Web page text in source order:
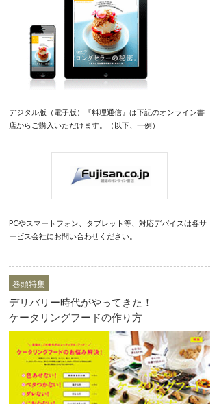
デジタル版（電子版）『料理通信』は下記のオンライン書
店からご購入いただけます。（以下、一例）
PCやスマートフォン、タブレット等、対応デバイスは各サ
ービス会社にお問い合わせください。
巻頭特集
デリバリー時代がやってきた！
ケータリングフードの作り方